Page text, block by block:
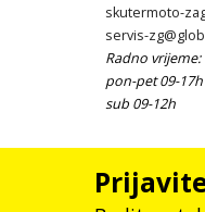
skutermoto-
servis-
Radno vrijeme:
pon-pet 09-17h
sub 09-12h